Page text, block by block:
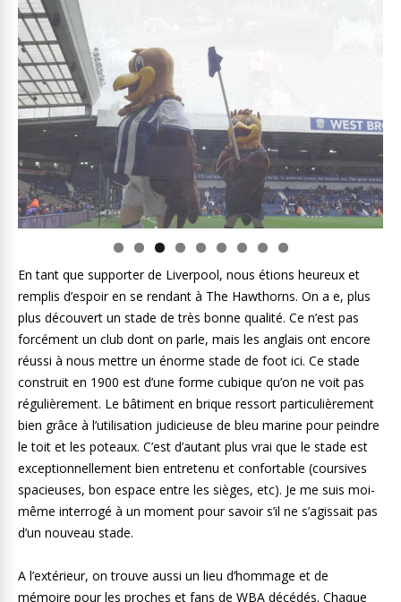
En tant que supporter de Liverpool, nous étions heureux et
remplis d’espoir en se rendant à The Hawthorns. On a e, plus
plus découvert un stade de très bonne qualité. Ce n’est pas
forcément un club dont on parle, mais les anglais ont encore
réussi à nous mettre un énorme stade de foot ici. Ce stade
construit en 1900 est d’une forme cubique qu’on ne voit pas
régulièrement. Le bâtiment en brique ressort particulièrement
bien grâce à l’utilisation judicieuse de bleu marine pour peindre
le toit et les poteaux. C’est d’autant plus vrai que le stade est
exceptionnellement bien entretenu et confortable (coursives
spacieuses, bon espace entre les sièges, etc). Je me suis moi-
même interrogé à un moment pour savoir s’il ne s’agissait pas
d’un nouveau stade.
A l’extérieur, on trouve aussi un lieu d’hommage et de
mémoire pour les proches et fans de WBA décédés. Chaque